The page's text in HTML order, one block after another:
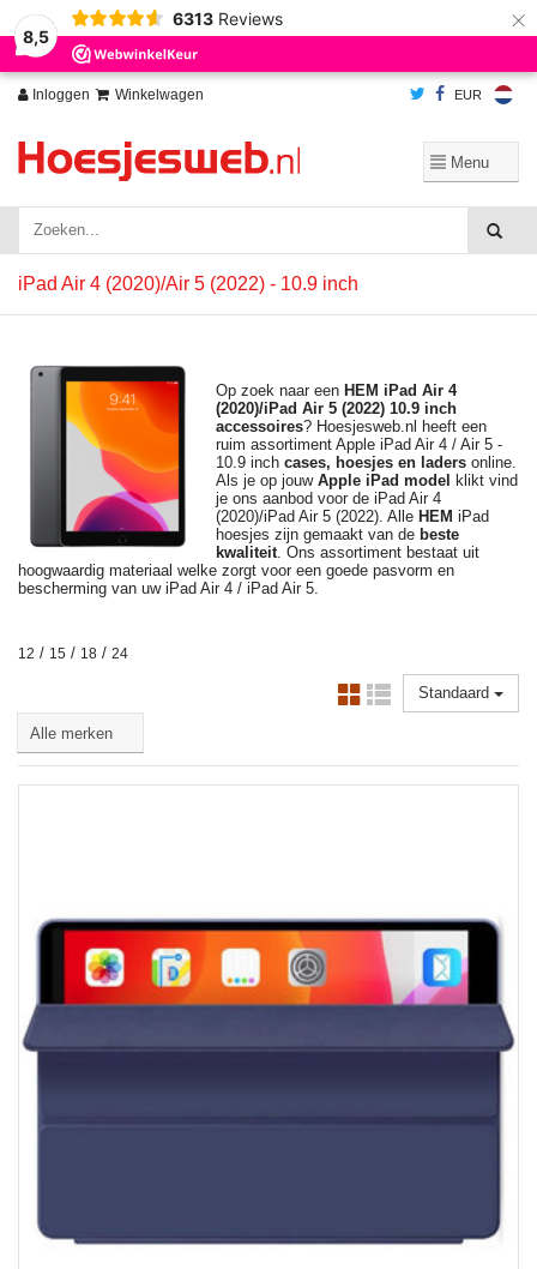
8,5
6313 Reviews ×
Inloggen Winkelwagen EUR
iPad Air 4 (2020)/Air 5 (2022) - 10.9 inch
Op zoek naar een HEM iPad Air 4
(2020)/iPad Air 5 (2022) 10.9 inch
accessoires? Hoesjesweb.nl heeft een
ruim assortiment Apple iPad Air 4 / Air 5 -
10.9 inch cases, hoesjes en laders online.
Als je op jouw Apple iPad model
klikt vind
je ons aanbod voor de iPad Air 4
(2020)/iPad Air 5 (2022). Alle HEM iPad
hoesjes zijn gemaakt van de beste
kwaliteit. Ons assortiment bestaat uit
hoogwaardig materiaal welke zorgt voor een goede pasvorm en
bescherming van uw iPad Air 4 / iPad Air 5.
12 / 15 / 18 / 24
Standaard
Wij slaan cookies op om onze website te verbeteren. Is dat akkoord?
Ja
Nee